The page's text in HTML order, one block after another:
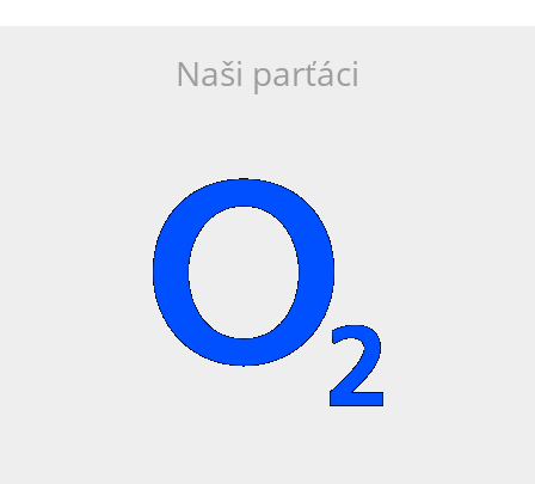
Naši parťáci